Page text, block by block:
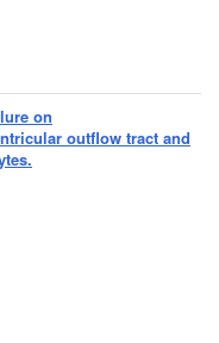
on
outflow tract and